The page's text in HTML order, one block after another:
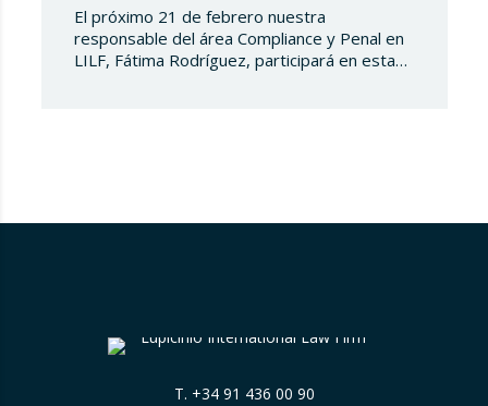
El próximo 21 de febrero nuestra
responsable del área Compliance y Penal en
LILF, Fátima Rodríguez, participará en esta
T. +34 91 436 00 90